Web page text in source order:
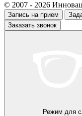
© 2007 - 2026
Запись на прием
Заказать звонок
Режим для